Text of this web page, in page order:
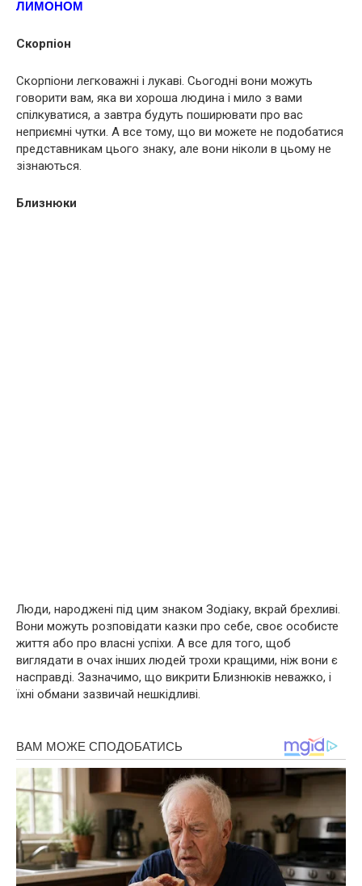
ЛИМОНОМ
Скорпіон
Скорпіони легковажні і лyкаві. Сьогодні вони можуть
говорити вам, яка ви хороша людина і мило з вами
спілкуватися, а завтра будуть поширювати про вас
неприємні чутки. А все тому, що ви можете не подобатися
представникам цього знаку, але вони ніколи в цьому не
зізнаються.
Близнюки
Люди, наpoджені під цим знаком Зодіаку, вкрай брехливі.
Вони можуть розповідати казки про себе, своє особисте
життя або про власні успіхи. А все для того, щоб
виглядати в очах інших людей трохи кращими, ніж вони є
насправді. Зазначимо, що викрити Близнюків неважко, і
їхні обмани зазвичай нешкідливі.